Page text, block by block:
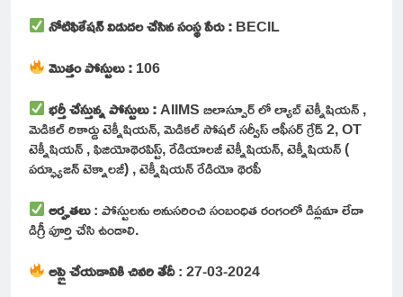
నోటిఫికేషన్ విడుదల చేసిన సంస్థ పేరు :BECIL
మొత్తం పోస్టులు :106
భర్తీ చేస్తున్న పోస్టులు :AIIMS బిలాస్పూర్ లో ల్యాబ్ టెక్నీషియన్ ,
మెడికల్ రికార్డు టెక్నీషియన్, మెడికల్ సోషల్ సర్వీస్ ఆఫీసర్ గ్రేడ్ 2, OT
టెక్నీషియన్ , ఫిజియోథెరపిస్ట్, రేడియాలజీ టెక్నీషియన్, టెక్నీషియన్ (
పర్ఫ్యూజన్ టెక్నాలజీ) , టెక్నీషియన్ రేడియో థెరపీ
అర్హతలు: పోస్టులను అనుసరించి సంబంధిత రంగంలో డిప్లమా లేదా
డిగ్రీ పూర్తి చేసి ఉండాలి.
అప్లై చేయడానికి చివరి తేదీ: 27-03-2024